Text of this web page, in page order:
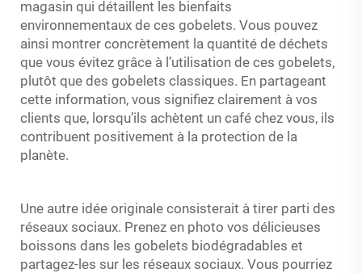
magasin qui détaillent les bienfaits
environnementaux de ces gobelets. Vous pouvez
ainsi montrer concrètement la quantité de déchets
que vous évitez grâce à l’utilisation de ces gobelets,
plutôt que des gobelets classiques. En partageant
cette information, vous signifiez clairement à vos
clients que, lorsqu’ils achètent un café chez vous, ils
contribuent positivement à la protection de la
planète.
Une autre idée originale consisterait à tirer parti des
réseaux sociaux. Prenez en photo vos délicieuses
boissons dans les gobelets biodégradables et
partagez-les sur les réseaux sociaux. Vous pourriez